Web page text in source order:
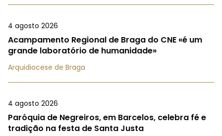
4 agosto 2026
Acampamento Regional de Braga do CNE «é um
grande laboratório de humanidade»
Arquidiocese de Braga
4 agosto 2026
Paróquia de Negreiros, em Barcelos, celebra fé e
tradição na festa de Santa Justa